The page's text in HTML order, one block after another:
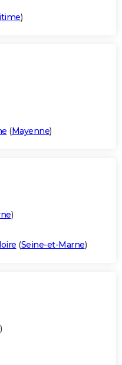
)
(Mayenne)
)
(Seine-et-Marne)
)